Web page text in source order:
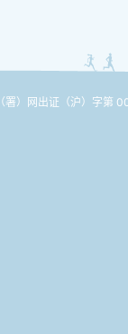
（署）网出证（沪）字第